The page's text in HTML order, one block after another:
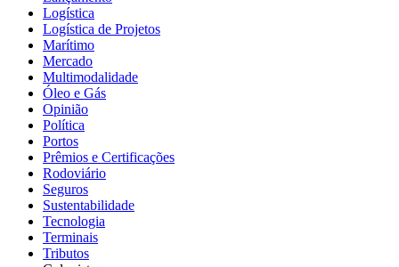
Logística
Logística de Projetos
Marítimo
Mercado
Multimodalidade
Óleo e Gás
Opinião
Política
Portos
Prêmios e Certificações
Rodoviário
Seguros
Sustentabilidade
Tecnologia
Terminais
Tributos